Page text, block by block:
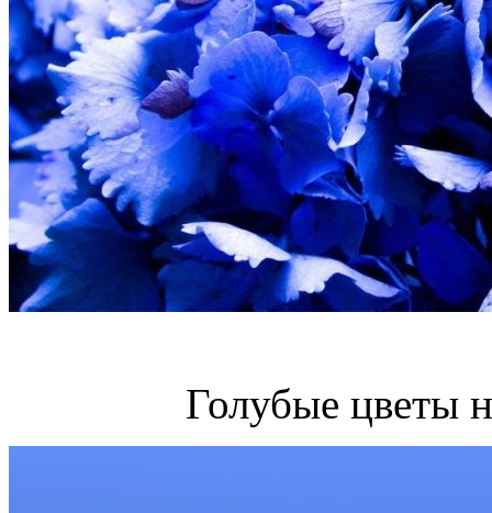
Голубые цветы